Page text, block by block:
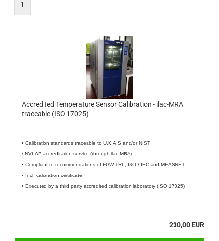
1
Accredited Temperature Sensor Calibration - ilac-MRA
traceable (ISO 17025)
• Calibration standards traceable to U.K.A.S and/or NIST
/ NVLAP accreditation service (through ilac-MRA)
• Compliant to recommendations of FGW TR6, ISO / IEC and MEASNET
• Incl. calibration certificate
• Executed by a third party accredited calibration laboratory (ISO 17025)
230,00 EUR